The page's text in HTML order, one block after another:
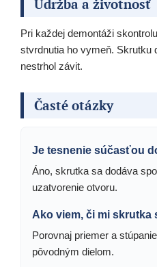
Údržba a životnosť
Pri každej demontáži
stvrdnutia ho vymeň. Skrutku
nestrhol závit.
Časté otázky
Je tesnenie súčasťou
Áno, skrutka sa dodáva
uzatvorenie otvoru.
Ako viem, či mi skrutka
Porovnaj priemer a
pôvodným dielom.